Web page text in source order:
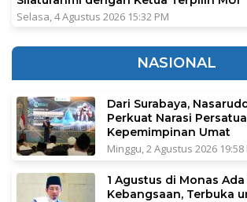
Selasa, 4 Agustus 2026 15:32 PM
NASIONAL
Dari Surabaya,
Perkuat Narasi
Kepemimpinan Umat
Minggu, 2 Agustus 2026 19:58
1 Agustus di Monas
Kebangsaan, Terbuka